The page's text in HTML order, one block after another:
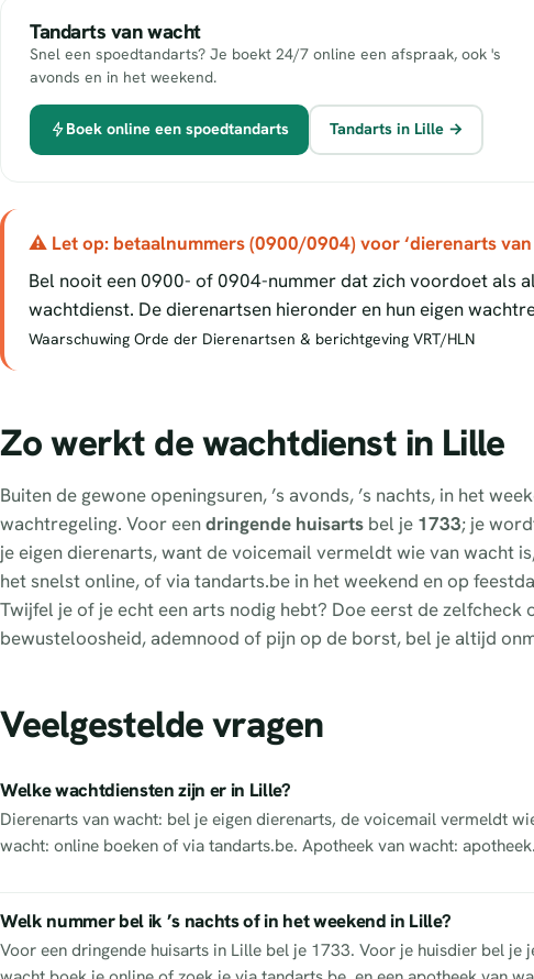
Tandarts van wacht
Snel een spoedtandarts? Je boekt 24/7 online een afspraak, ook 's
avonds en in het weekend.
Boek online een spoedtandarts Tandarts in Lille →
⚠ Let op: betaalnummers (0900/0904) voor ‘dierenarts van
Bel nooit een 0900- of 0904-nummer dat zich voordoet als
wachtdienst. De dierenartsen hieronder en hun eigen
Waarschuwing Orde der Dierenartsen & berichtgeving VRT/HLN
Zo werkt de wachtdienst in Lille
Buiten de gewone openingsuren, ’s avonds, ’s nachts, in het
wachtregeling. Voor eendringende huisarts bel je 1733; je
je eigen dierenarts, want de voicemail vermeldt wie van wacht
het snelst online, of via tandarts.be in het weekend en op
Twijfel je of je echt een arts nodig hebt? Doe eerst de zelfcheck
bewusteloosheid, ademnood of pijn op de borst, bel je altijd
Veelgestelde vragen
Welke wachtdiensten zijn er in Lille?
Dierenarts van wacht: bel je eigen dierenarts, de voicemail vermeldt
wacht: online boeken of via tandarts.be. Apotheek van wacht:
Welk nummer bel ik ’s nachts of in het weekend in Lille?
Voor een dringende huisarts in Lille bel je 1733. Voor je huisdier bel